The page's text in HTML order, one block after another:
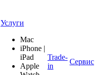
Услуги
Mac
iPhone |
iPad
Apple
Trade-
in
Сервис